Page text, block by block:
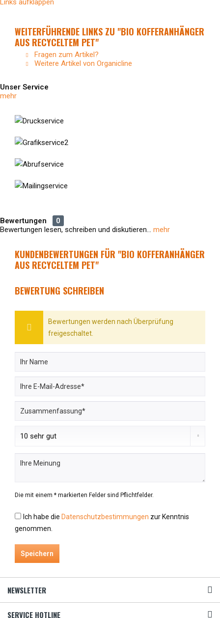
Links aufklappen
WEITERFÜHRENDE LINKS ZU "BIO KOFFERANHÄNGER
AUS RECYCELTEM PET"
Fragen zum Artikel?
Weitere Artikel von Organicline
Unser Service
mehr
Bewertungen
0
Bewertungen lesen, schreiben und diskutieren... mehr
KUNDENBEWERTUNGEN FÜR "BIO KOFFERANHÄNGER
AUS RECYCELTEM PET"
BEWERTUNG SCHREIBEN
Bewertungen werden nach Überprüfung
freigeschaltet.
Die mit einem * markierten Felder sind Pflichtfelder.
Ich habe die Datenschutzbestimmungen zur Kenntnis
genommen.
Speichern
NEWSLETTER
SERVICE HOTLINE